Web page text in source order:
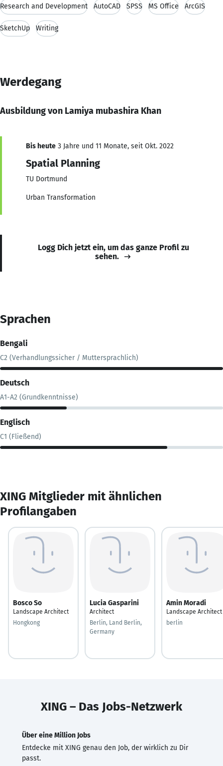
Research and Development AutoCAD SPSS MS Office ArcGIS
SketchUp Writing
Werdegang
Ausbildung von Lamiya mubashira Khan
Bis heute 3 Jahre und 11 Monate, seit Okt. 2022
Spatial Planning
TU Dortmund
Urban Transformation
Logg Dich jetzt ein, um das ganze Profil zu
sehen.
Sprachen
Bengali
C2 (Verhandlungssicher / Muttersprachlich)
Deutsch
A1-A2 (Grundkenntnisse)
Englisch
C1 (Fließend)
XING Mitglieder mit ähnlichen
Profilangaben
Bosco So
Landscape Architect
Hongkong
Lucia Gasparini
Architect
Berlin, Land Berlin,
Germany
Amin Moradi
Landscape Architect
berlin
XING – Das Jobs-Netzwerk
Über eine Million Jobs
Entdecke mit XING genau den Job, der wirklich zu Dir
passt.